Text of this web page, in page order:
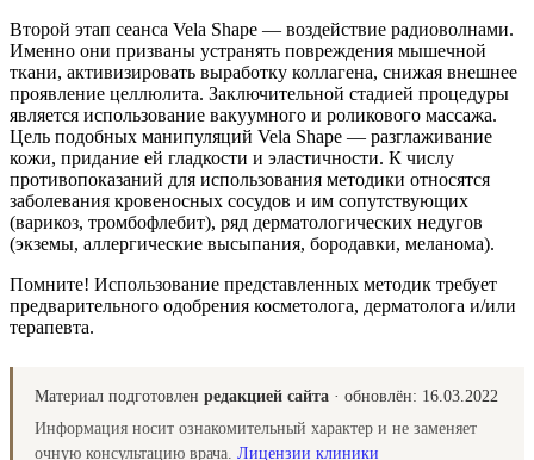
Второй этап сеанса Vela Shape — воздействие радиоволнами.
Именно они призваны устранять повреждения мышечной
ткани, активизировать выработку коллагена, снижая внешнее
проявление целлюлита. Заключительной стадией процедуры
является использование вакуумного и роликового массажа.
Цель подобных манипуляций Vela Shape — разглаживание
кожи, придание ей гладкости и эластичности. К числу
противопоказаний для использования методики относятся
заболевания кровеносных сосудов и им сопутствующих
(варикоз, тромбофлебит), ряд дерматологических недугов
(экземы, аллергические высыпания, бородавки, меланома).
Помните! Использование представленных методик требует
предварительного одобрения косметолога, дерматолога и/или
терапевта.
Материал подготовлен редакцией сайта · обновлён: 16.03.2022
Информация носит ознакомительный характер и не заменяет
очную консультацию врача. Лицензии клиники